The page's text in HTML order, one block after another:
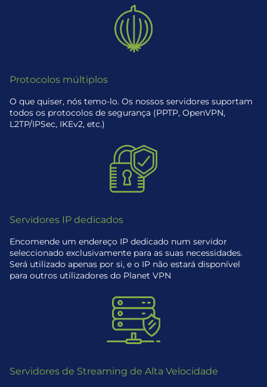
Protocolos múltiplos
O que quiser, nós temo-lo. Os nossos servidores suportam
todos os protocolos de segurança (PPTP, OpenVPN,
L2TP/IPSec, IKEv2, etc.)
Servidores IP dedicados
Encomende um endereço IP dedicado num servidor
seleccionado exclusivamente para as suas necessidades.
Será utilizado apenas por si, e o IP não estará disponível
para outros utilizadores do Planet VPN
Servidores de Streaming de Alta Velocidade